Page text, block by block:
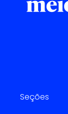
Seções